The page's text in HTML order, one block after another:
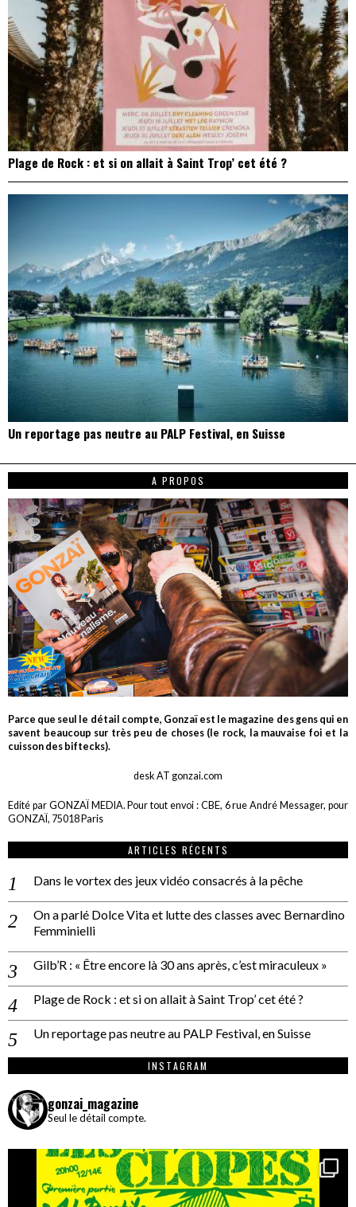
Plage de Rock : et si on allait à Saint Trop’ cet été ?
Un reportage pas neutre au PALP Festival, en Suisse
A PROPOS
Parce que seul le détail compte, Gonzaï est le magazine des gens qui en
savent beaucoup sur très peu de choses (le rock, la mauvaise foi et la
cuisson des biftecks).
desk AT gonzai.com
Edité par GONZAÏ MEDIA. Pour tout envoi : CBE, 6 rue André Messager, pour
GONZAÏ, 75018 Paris
ARTICLES RÉCENTS
Dans le vortex des jeux vidéo consacrés à la pêche
On a parlé Dolce Vita et lutte des classes avec Bernardino
Femminielli
Gilb’R : « Être encore là 30 ans après, c’est miraculeux »
Plage de Rock : et si on allait à Saint Trop’ cet été ?
Un reportage pas neutre au PALP Festival, en Suisse
INSTAGRAM
gonzai_magazine
Seul le détail compte.